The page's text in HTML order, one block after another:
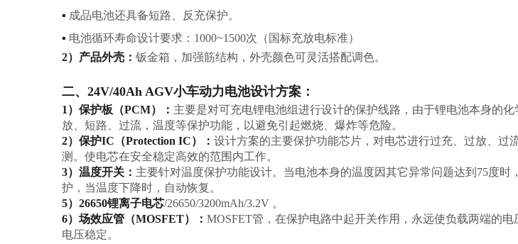
▪ 成品电池还具备短路、反充保护。
▪ 电池循环寿命设计要求：1000~1500次（国标充放电标准）
2）产品外壳： 钣金箱，加强筋结构，外壳颜色可灵活搭配调色。
二、24V/40Ah AGV小车动力电池设计方案：
1）保护板（PCM）： 主要是对可充电锂电池组进行设计的保护线路，由于锂电池本身的
放、短路、过流，温度等保护功能，以避免引起燃烧、爆炸等危险。
2）保护IC（Protection IC）： 设计方案的主要保护功能芯片，对电芯进行过充、过放、过
测。使电芯在安全稳定高效的范围内工作。
3）温度开关： 主要针对温度保护功能设计。当电池本身的温度因其它异常问题达到75度时
护，当温度下降时，自动恢复。
5）26650锂离子电芯/26650/3200mAh/3.2V 。
6）场效应管（MOSFET）： MOSFET管，在保护电路中起开关作用，永远使负载两端的
电压稳定。